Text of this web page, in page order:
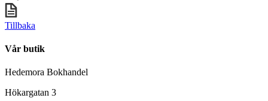
Tillbaka
Vår butik
Hedemora Bokhandel
Hökargatan 3